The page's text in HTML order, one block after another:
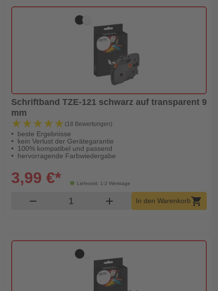
Schriftband TZE-121 schwarz auf transparent 9
mm
★★★★★
★★★★★ (18 Bewertungen)
beste Ergebnisse
kein Verlust der Gerätegarantie
100% kompatibel und passend
hervorragende Farbwiedergabe
Lieferzeit: 1-2 Werktage
3,99 €*
remove Produkt Warenkorb Menge
add In den Warenkorbshopping_cart